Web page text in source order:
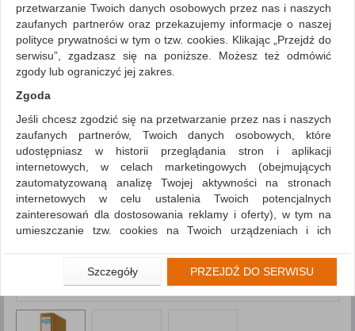
przetwarzanie Twoich danych osobowych przez nas i naszych
zaufanych partnerów oraz przekazujemy informacje o naszej
polityce prywatności w tym o tzw. cookies. Klikając „Przejdź do
serwisu”, zgadzasz się na poniższe. Możesz też odmówić
zgody lub ograniczyć jej zakres.
Zgoda
Jeśli chcesz zgodzić się na przetwarzanie przez nas i naszych
zaufanych partnerów, Twoich danych osobowych, które
udostępniasz w historii przeglądania stron i aplikacji
internetowych, w celach marketingowych (obejmujących
zautomatyzowaną analizę Twojej aktywności na stronach
internetowych w celu ustalenia Twoich potencjalnych
zainteresowań dla dostosowania reklamy i oferty), w tym na
umieszczanie tzw. cookies na Twoich urządzeniach i ich
Jeśli nie chcesz wyrazić zgody lub ograniczyć jej zakres, kliknij
„Szczegóły”, gdzie znajdziesz wszelkie informacje o tym jak to
naszą polityką prywatności obowiązującą od 25 maja 2018.
Szczegóły PRZEJDŹ DO SERWISU